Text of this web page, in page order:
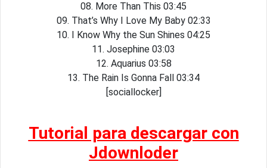
08. More Than This 03:45
09. That’s Why I Love My Baby 02:33
10. I Know Why the Sun Shines 04:25
11. Josephine 03:03
12. Aquarius 03:58
13. The Rain Is Gonna Fall 03:34
[sociallocker]
Tutorial para descargar con
Jdownloder